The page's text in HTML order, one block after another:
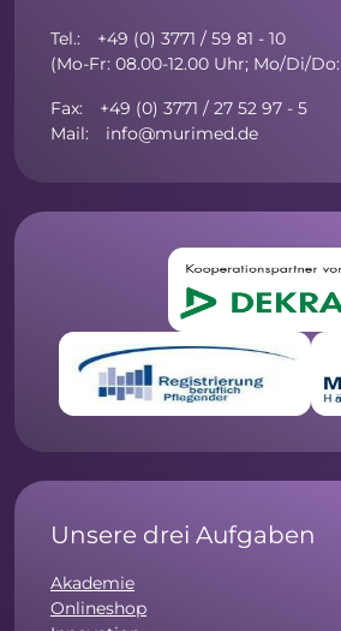
Tel.: +49 (0) 3771 / 59 81 - 10
(Mo-Fr: 08.00-12.00 Uhr; Mo/Di/Do:
Fax: +49 (0) 3771 / 27 52 97 - 5
Mail: info@murimed.de
Unsere drei Aufgaben
Akademie
Onlineshop